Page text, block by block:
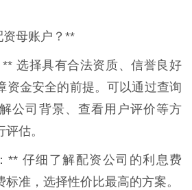
母账户？**
选择具有合法资质、信誉良好
资金安全的前提。可以通过查询
公司背景、查看用户评价等方
估。
** 仔细了解配资公司的利息费
准，选择性价比最高的方案。